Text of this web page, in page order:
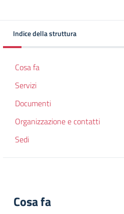
Indice della struttura
Cosa fa
Servizi
Documenti
Organizzazione e contatti
Sedi
Cosa fa